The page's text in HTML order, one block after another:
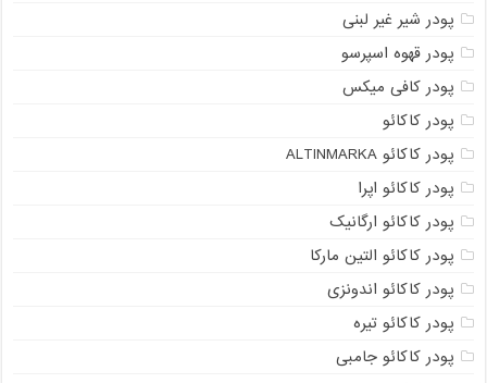
پودر شیر غیر لبنی
پودر قهوه اسپرسو
پودر کافی میکس
پودر کاکائو
پودر کاکائو ALTINMARKA
پودر کاکائو اپرا
پودر کاکائو ارگانیک
پودر کاکائو التین مارکا
پودر کاکائو اندونزی
پودر کاکائو تیره
پودر کاکائو جامبی